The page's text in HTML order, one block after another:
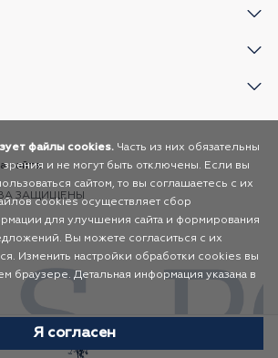
ЗАЩИЩЕНЫ
сайта
файлы cookies. Часть из них обязательны
зрения и не могут быть отключены. Если вы
сайтом, то вы соглашаетесь с их
cookies осуществляет сбор
для улучшения сайта и формирования
Вы можете согласиться с их
Изменить настройки обработки cookies вы
браузере. Детальная информация указана в
Я согласен